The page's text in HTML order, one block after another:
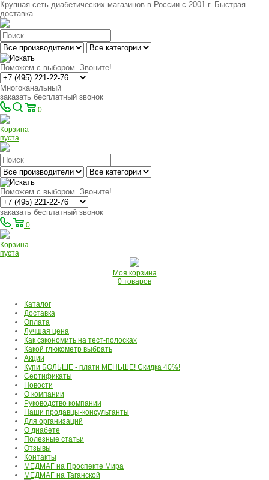
Крупная сеть диабетических магазинов в России с 2001 г. Быстрая
доставка.
Поможем с выбором. Звоните!
Многоканальный
заказать бесплатный звонок
0
Корзина
пуста
Поможем с выбором. Звоните!
заказать бесплатный звонок
0
Корзина
пуста
Моя корзина
0 товаров
Каталог
Доставка
Оплата
Лучшая цена
Как сэкономить на тест-полосках
Какой глюкометр выбрать
Акции
Купи БОЛЬШЕ - плати МЕНЬШЕ! Скидка 40%!
Сертификаты
Новости
О компании
Руководство компании
Наши продавцы-консультанты
Для организаций
О диабете
Полезные статьи
Отзывы
Контакты
МЕДМАГ на Проспекте Мира
МЕДМАГ на Таганской